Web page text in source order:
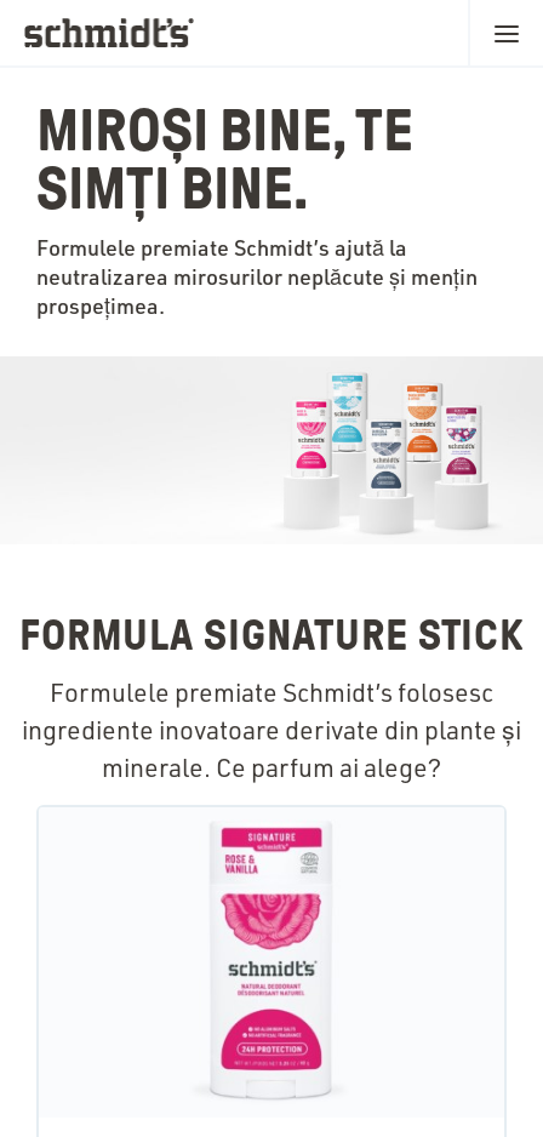
MIROȘI BINE, TE
SIMȚI BINE.
Formulele premiate Schmidt’s ajută la
neutralizarea mirosurilor neplăcute și mențin
prospețimea.
FORMULA SIGNATURE STICK
Formulele premiate Schmidt’s folosesc
ingrediente inovatoare derivate din plante și
minerale. Ce parfum ai alege?